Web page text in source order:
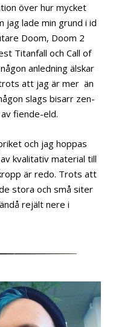
över hur mycket
jag lade min grund i id
Doom, Doom 2
Titanfall och Call of
anledning älskar
att jag är mer än
slags bisarr zen-
fiende-eld.
och jag hoppas
kvalitativ material till
är redo. Trots att
stora och små siter
rejält nere i